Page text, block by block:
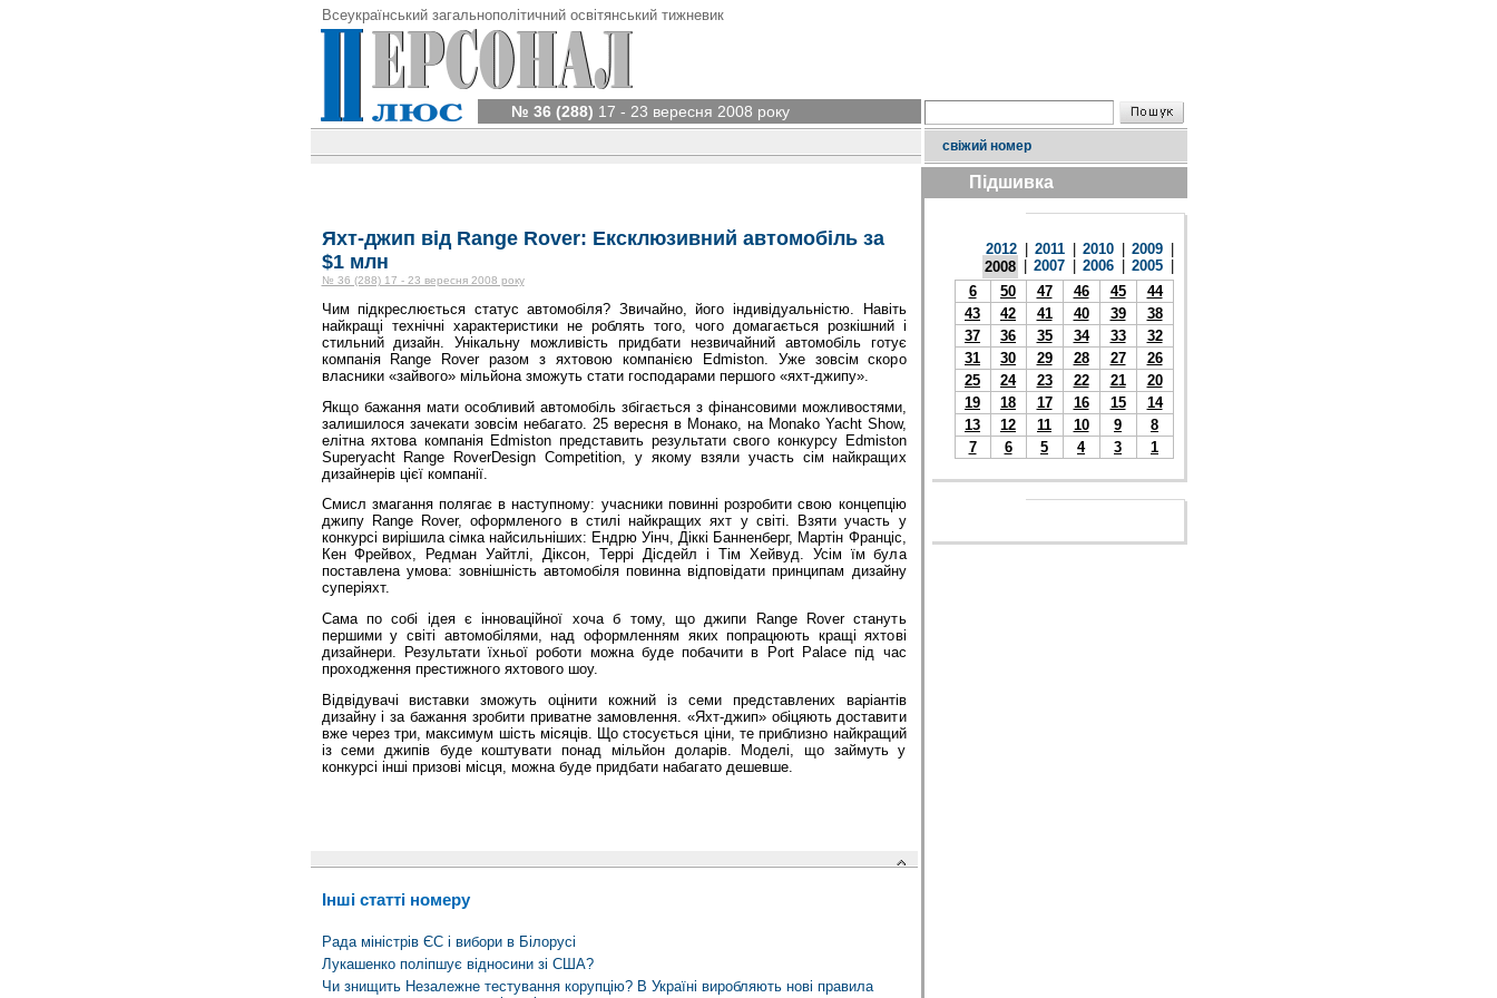
Всеукраїнський загальнополітичний освітянський тижневик
№ 36 (288) 17 - 23 вересня 2008 року
свіжий номер
Яхт-джип від Range Rover: Ексклюзивний автомобіль за
$1 млн
№ 36 (288) 17 - 23 вересня 2008 року
Чим підкреслюється статус автомобіля? Звичайно, його індивідуальністю. Навіть
найкращі тех­нічні характеристики не роблять того, чого домагається розкішний і
стильний дизайн. Унікальну можливість придбати незвичайний автомобіль готує
компанія Range Rover разом з яхтовою компанією Edmiston. Уже зовсім скоро
власники «зайвого» мільйона зможуть стати господарами першого «яхт-джипу».
Якщо бажання мати особливий автомобіль збігається з фінансовими можливостями,
залишилося зачекати зовсім небагато. 25 вересня в Монако, на Monako Yacht Show,
елітна яхтова компанія Edmiston представить результати свого конкурсу Edmiston
Superyacht Ra­nge RoverDesign Co­mpe­tition, у якому взяли участь сім найкращих
дизайнерів цієї компанії.
Смисл змагання полягає в наступному: учасники повинні розробити свою концепцію
джипу Range Rover, оформленого в стилі найкращих яхт у світі. Взяти участь у
конкурсі вирішила сімка найсильніших: Ендрю Уінч, Діккі Банненберг, Мартін Франціс,
Кен Фрейвох, Редман Уайтлі, Діксон, Террі Дісдейл і Тім Хейвуд. Усім їм була
поставлена умова: зовнішність автомобіля повинна відповідати принципам дизайну
суперіяхт.
Сама по собі ідея є інноваційної хоча б тому, що джипи Range Rover стануть
першими у світі автомобілями, над оформленням яких попрацюють кращі яхтові
дизайнери. Результати їхньої роботи можна буде побачити в Port Palace під час
проходження престижного яхтового шоу.
Відвідувачі виставки зможуть оцінити кожний із семи представлених варіантів
дизайну і за бажання зробити приватне замовлення. «Яхт-джип» обіцяють доставити
вже через три, максимум шість місяців. Що стосується ціни, те приблизно найкращий
із семи джипів буде коштувати понад мільйон доларів. Моделі, що займуть у
конкурсі інші призові місця, можна буде придбати набагато дешевше.
Інші статті номеру
Рада міністрів ЄС і вибори в Білорусі
Лукашенко поліпшує відносини зі США?
Чи знищить Незалежне тестування корупцію? В Україні виробляють нові правила
Підшивка
2012 2011 2010 2009
2008
2007 2006 2005
6
50 47 46 45
44
43
42 41 40 39
38
37
36 35 34 33
32
31
30 29 28 27
26
25
24 23 22 21
20
19
18 17 16 15
14
13
12 11 10 9
8
7
6 5 4 3 1